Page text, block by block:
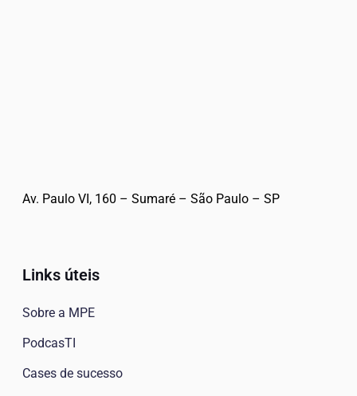
Av. Paulo VI, 160 – Sumaré – São Paulo – SP
Links úteis
Sobre a MPE
PodcasTI
Cases de sucesso